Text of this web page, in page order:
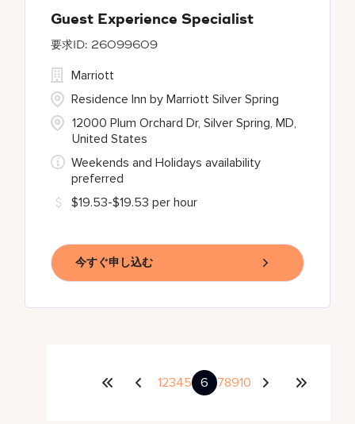
Guest Experience Specialist
26099609
12000 Plum Orchard Dr, Silver Spring, MD,
United States
Marriott
Residence Inn by Marriott Silver Spring
Weekends and Holidays availability
preferred
$19.53-$19.53 per hour
今すぐ申し込む
12345 6 78910